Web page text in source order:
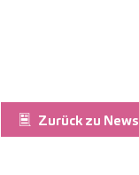
Zurück zu News